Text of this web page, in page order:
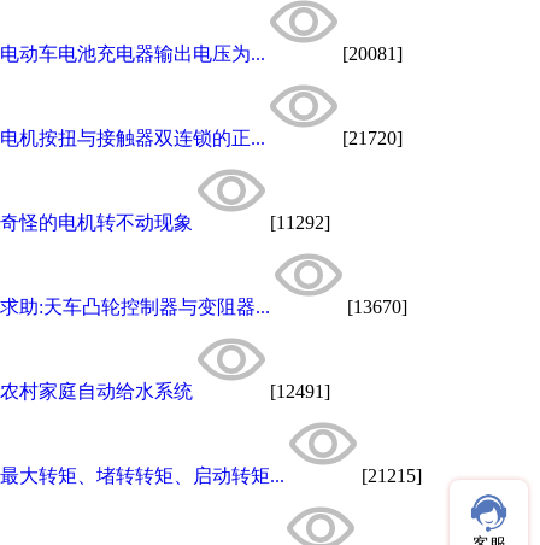
电动车电池充电器输出电压为... [20081]
电机按扭与接触器双连锁的正... [21720]
奇怪的电机转不动现象 [11292]
求助:天车凸轮控制器与变阻器... [13670]
农村家庭自动给水系统 [12491]
最大转矩、堵转转矩、启动转矩... [21215]